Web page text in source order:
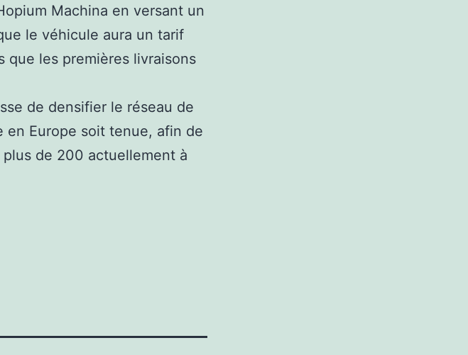
Machina en versant un
le véhicule aura un tarif
que les premières livraisons
de densifier le réseau de
en Europe soit tenue, afin de
plus de 200 actuellement à